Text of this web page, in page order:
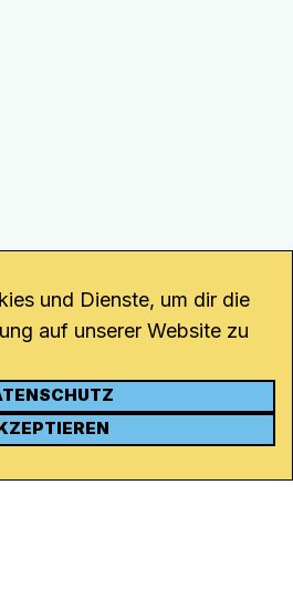
und Dienste, um dir die
auf unserer Website zu